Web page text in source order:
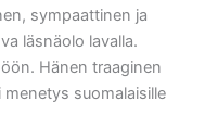
sympaattinen ja
läsnäolo lavalla.
Hänen traaginen
suomalaisille